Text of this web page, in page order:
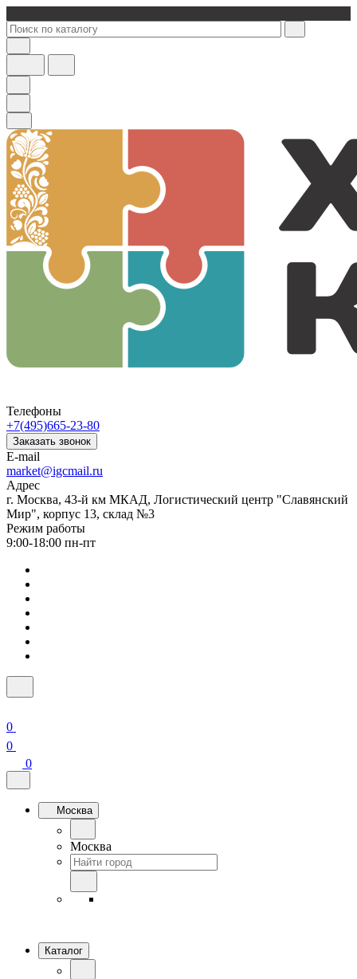
Телефоны
+7(495)665-23-80
Заказать звонок
E-mail
market@igcmail.ru
Адрес
г. Москва, 43-й км МКАД, Логистический центр "Славянский
Мир", корпус 13, склад №3
Режим работы
9:00-18:00 пн-пт
0
0
0
Москва
Москва
Каталог